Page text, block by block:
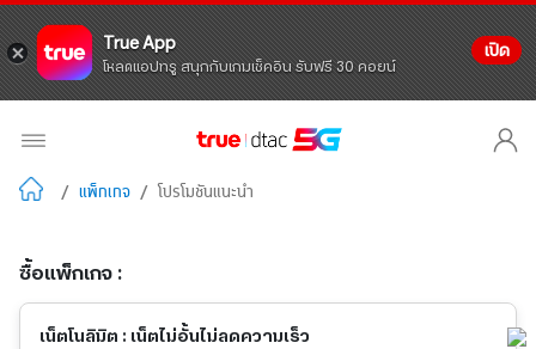
True App
โหลดแอปทรู สนุกกับเกมเช็คอิน รับฟรี 30 คอยน์
เปิด
/ แพ็กเกจ / โปรโมชันแนะนำ
ซื้อแพ็กเกจ :
เน็ตโนลิมิต : เน็ตไม่อั้นไม่ลดความเร็ว